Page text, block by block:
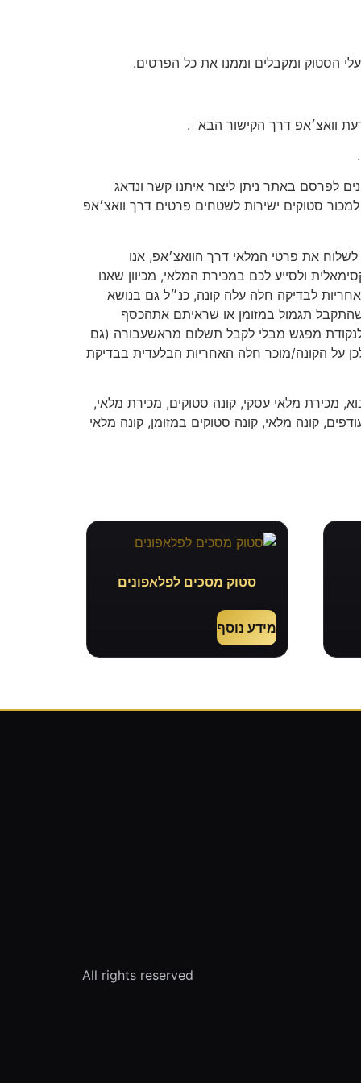
הסטוק ומקבלים וממנו את כל הפרטים.
וואצ׳אפ דרך הקישור הבא .
לפרסם באתר ניתן ליצור איתנו קשר ונדאג
סטוקים ישירות לשטחים פרטים דרך וואצ׳אפ
לשלוח את פרטי המלאי דרך הוואצ׳אפ, אנו
ולסייע לכם במכירת המלאי, מכיוון שאנו
לבדיקה חלה עלה קונה, כנ״ל גם בנושא
תגמול במזומן או שראיתם אתהכסף
מפגש מבלי לקבל תשלום מראשעבורה (גם
על הקונה/מוכר חלה האחריות הבלעדית בבדיקת
מכירת מלאי עסקי, קונה סטוקים, מכירת מלאי,
קונה מלאי, קונה סטוקים במזומן, קונה מלאי
סטוק מסכים לפלאפונים
מידע נוסף
All rights reserved